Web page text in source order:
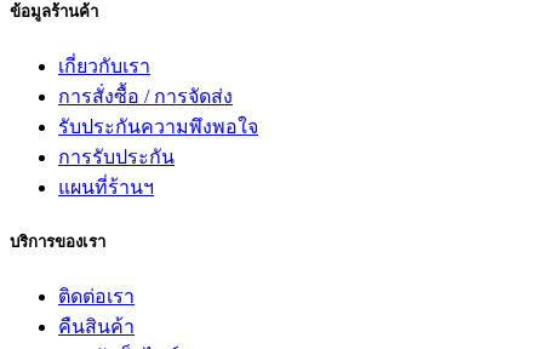
ข้อมูลร้านค้า
เกี่ยวกับเรา
การสั่งซื้อ / การจัดส่ง
รับประกันความพึงพอใจ
การรับประกัน
แผนที่ร้านฯ
บริการของเรา
ติดต่อเรา
คืนสินค้า